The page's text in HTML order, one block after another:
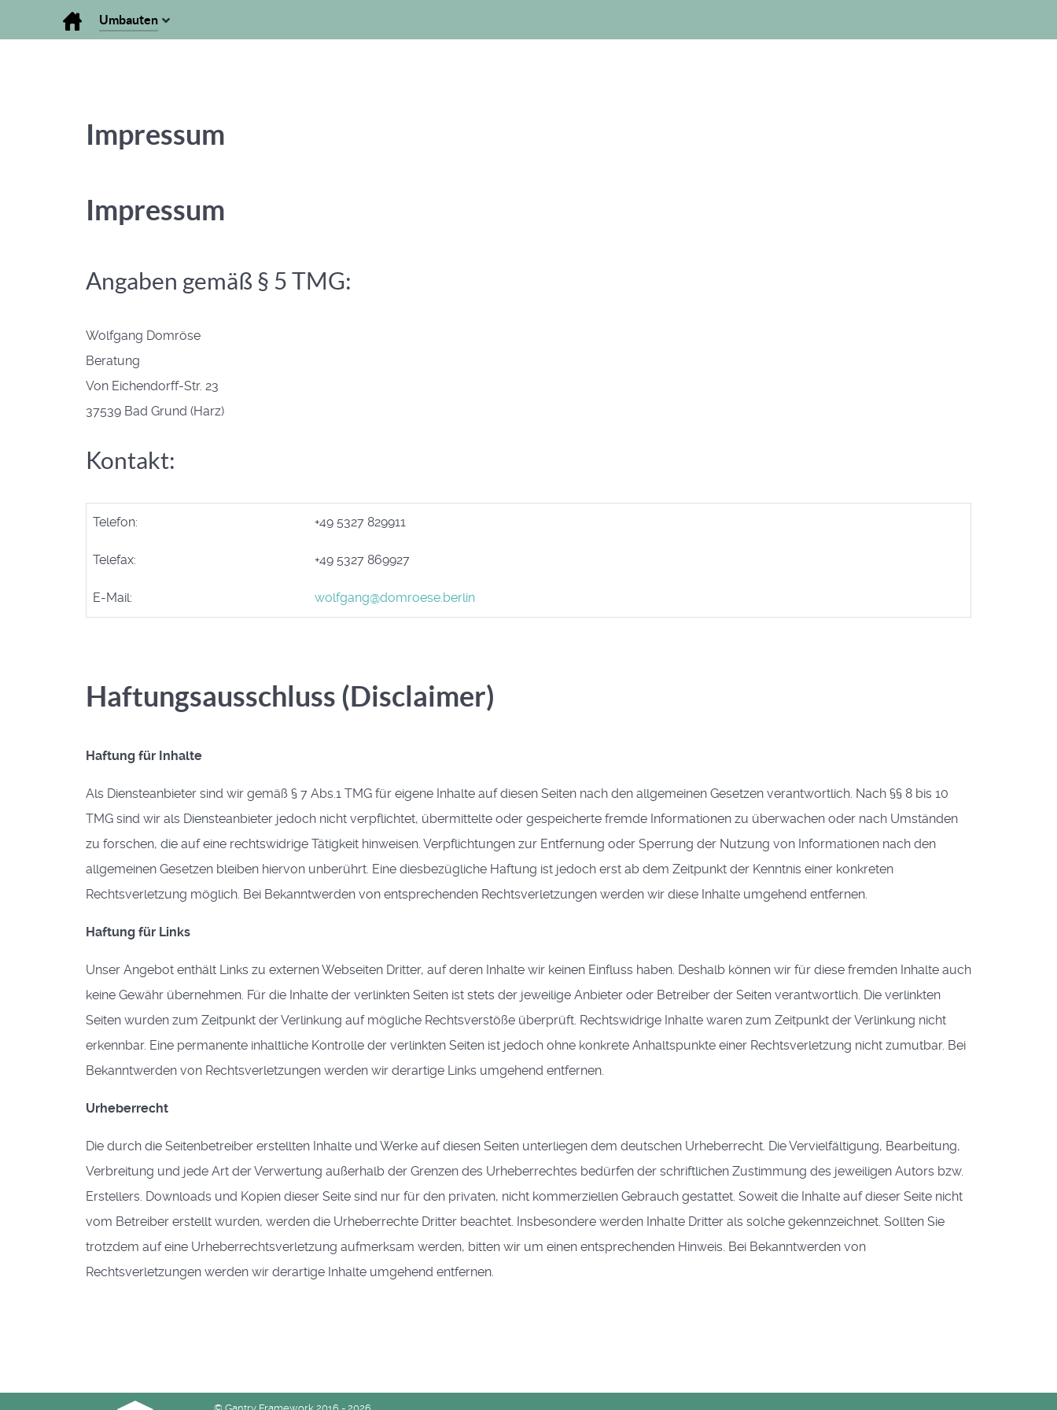
Umbauten
Impressum
Impressum
Angaben gemäß § 5 TMG:
Wolfgang Domröse
Beratung
Von Eichendorff-Str. 23
37539 Bad Grund (Harz)
Kontakt:
Telefon: +49 5327 829911
Telefax: +49 5327 869927
E-Mail: wolfgang@domroese.berlin
Haftungsausschluss (Disclaimer)
Haftung für Inhalte
Als Diensteanbieter sind wir gemäß § 7 Abs.1 TMG für eigene Inhalte auf diesen Seiten nach den allgemeinen Gesetzen verantwortlich. Nach §§ 8 bis 10
TMG sind wir als Diensteanbieter jedoch nicht verpflichtet, übermittelte oder gespeicherte fremde Informationen zu überwachen oder nach Umständen
zu forschen, die auf eine rechtswidrige Tätigkeit hinweisen. Verpflichtungen zur Entfernung oder Sperrung der Nutzung von Informationen nach den
allgemeinen Gesetzen bleiben hiervon unberührt. Eine diesbezügliche Haftung ist jedoch erst ab dem Zeitpunkt der Kenntnis einer konkreten
Rechtsverletzung möglich. Bei Bekanntwerden von entsprechenden Rechtsverletzungen werden wir diese Inhalte umgehend entfernen.
Haftung für Links
Unser Angebot enthält Links zu externen Webseiten Dritter, auf deren Inhalte wir keinen Einfluss haben. Deshalb können wir für diese fremden Inhalte auch
keine Gewähr übernehmen. Für die Inhalte der verlinkten Seiten ist stets der jeweilige Anbieter oder Betreiber der Seiten verantwortlich. Die verlinkten
Seiten wurden zum Zeitpunkt der Verlinkung auf mögliche Rechtsverstöße überprüft. Rechtswidrige Inhalte waren zum Zeitpunkt der Verlinkung nicht
erkennbar. Eine permanente inhaltliche Kontrolle der verlinkten Seiten ist jedoch ohne konkrete Anhaltspunkte einer Rechtsverletzung nicht zumutbar. Bei
Bekanntwerden von Rechtsverletzungen werden wir derartige Links umgehend entfernen.
Urheberrecht
Die durch die Seitenbetreiber erstellten Inhalte und Werke auf diesen Seiten unterliegen dem deutschen Urheberrecht. Die Vervielfältigung, Bearbeitung,
Verbreitung und jede Art der Verwertung außerhalb der Grenzen des Urheberrechtes bedürfen der schriftlichen Zustimmung des jeweiligen Autors bzw.
Erstellers. Downloads und Kopien dieser Seite sind nur für den privaten, nicht kommerziellen Gebrauch gestattet. Soweit die Inhalte auf dieser Seite nicht
vom Betreiber erstellt wurden, werden die Urheberrechte Dritter beachtet. Insbesondere werden Inhalte Dritter als solche gekennzeichnet. Sollten Sie
trotzdem auf eine Urheberrechtsverletzung aufmerksam werden, bitten wir um einen entsprechenden Hinweis. Bei Bekanntwerden von
Rechtsverletzungen werden wir derartige Inhalte umgehend entfernen.